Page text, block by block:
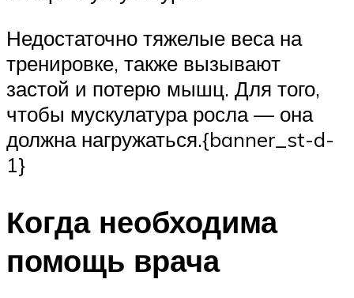
Недостаточно тяжелые веса на
тренировке, также вызывают
застой и потерю мышц. Для того,
чтобы мускулатура росла — она
должна нагружаться.{banner_st-d-
1}
Когда необходима
помощь врача